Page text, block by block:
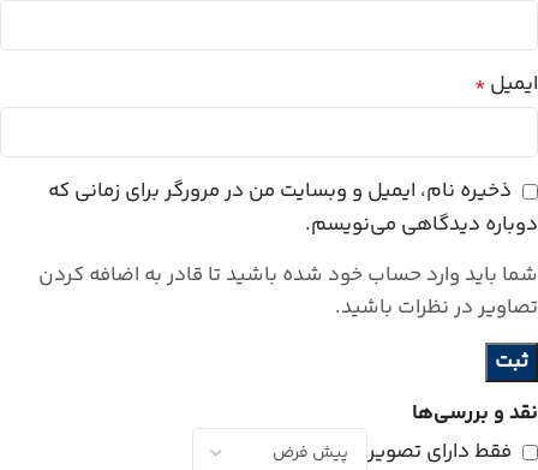
نقد و بررسی‌ها
فقط دارای تصویر
ایمیل *
ذخیره نام، ایمیل و وبسایت من در مرورگر برای زمانی که
دوباره دیدگاهی می‌نویسم.
شما باید وارد حساب خود شده باشید تا قادر به اضافه کردن
تصاویر در نظرات باشید.